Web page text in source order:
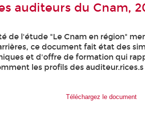
auditeurs du Cnam,
de l'étude "Le Cnam en région"
ce document fait état des
et d'offre de formation qui
les profils des
Téléchargez le document